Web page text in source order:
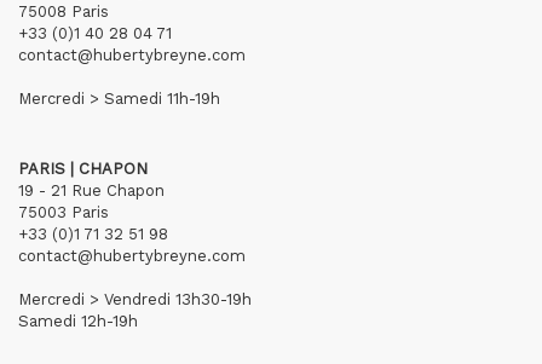
75008 Paris
+33 (0)1 40 28 04 71
contact@hubertybreyne.com
Mercredi > Samedi 11h-19h
PARIS | CHAPON
19 - 21 Rue Chapon
75003 Paris
+33 (0)1 71 32 51 98
contact@hubertybreyne.com
Mercredi > Vendredi 13h30-19h
Samedi 12h-19h